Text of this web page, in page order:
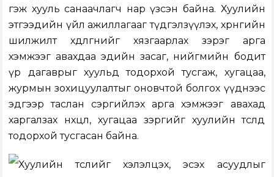
гэж хууль санаачлагч нар үзсэн байна. Хуулийн
этгээдийн үйл ажиллагааг түдгэлзүүлэх, хөрөнгийн
шилжилт хөдөлгөөнийг хязгаарлах зэрэг арга
хэмжээг авахдаа эдийн засаг, нийгмийн бодит
үр дагаврыг хуульд тодорхой тусгаж, хугацаа,
журмын зохицуулалтыг оновчтой болгох үүднээс
эдгээр таслан сэргийлэх арга хэмжээг авахад
харгалзах нөхцөл, хугацаа зэргийг хуулийн төсөлд
тодорхой тусгасан байна.
Хуулийн төслийг хэлэлцэх, эсэх асуудлыг